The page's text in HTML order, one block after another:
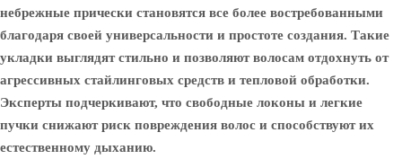
небрежные прически становятся все более востребованными
благодаря своей универсальности и простоте создания. Такие
укладки выглядят стильно и позволяют волосам отдохнуть от
агрессивных стайлинговых средств и тепловой обработки.
Эксперты подчеркивают, что свободные локоны и легкие
пучки снижают риск повреждения волос и способствуют их
естественному дыханию.